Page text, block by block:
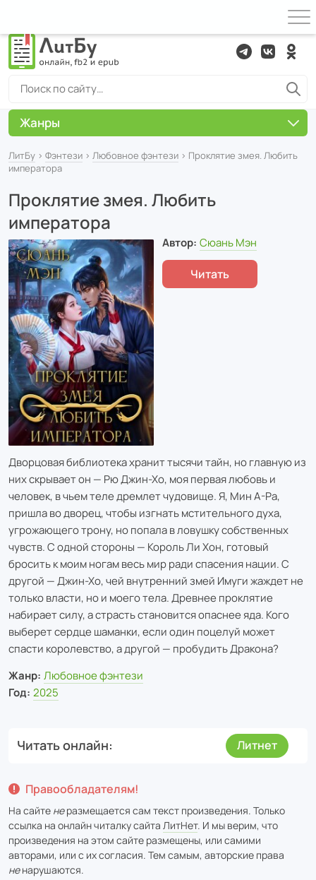
ЛитБу › Фэнтези › Любовное фэнтези › Проклятие змея. Любить
императора
Проклятие змея. Любить
императора
Автор: Сюань Мэн
Читать
Дворцовая библиотека хранит тысячи тайн, но главную из
них скрывает он — Рю Джин-Хо, моя первая любовь и
человек, в чьем теле дремлет чудовище. Я, Мин А-Ра,
пришла во дворец, чтобы изгнать мстительного духа,
угрожающего трону, но попала в ловушку собственных
чувств. С одной стороны — Король Ли Хон, готовый
бросить к моим ногам весь мир ради спасения нации. С
другой — Джин-Хо, чей внутренний змей Имуги жаждет не
только власти, но и моего тела. Древнее проклятие
набирает силу, а страсть становится опаснее яда. Кого
выберет сердце шаманки, если один поцелуй может
спасти королевство, а другой — пробудить Дракона?
Жанр: Любовное фэнтези
Год: 2025
Читать онлайн Литнет
Правообладателям!
На сайте неразмещается сам текст произведения. Только
ссылка на онлайн читалку сайта ЛитНет. И мы верим, что
произведения на этом сайте размещены, или самими
авторами, или с их согласия. Тем самым, авторские права
ненарушаются.
Жанры